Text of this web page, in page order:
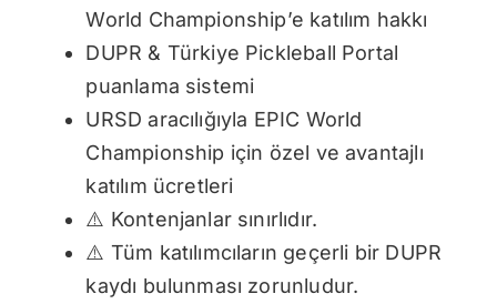
World Championship’e katılım hakkı
DUPR & Türkiye Pickleball Portal
puanlama sistemi
URSD aracılığıyla EPIC World
Championship için özel ve avantajlı
katılım ücretleri
⚠️ Kontenjanlar sınırlıdır.
⚠️ Tüm katılımcıların geçerli bir DUPR
kaydı bulunması zorunludur.